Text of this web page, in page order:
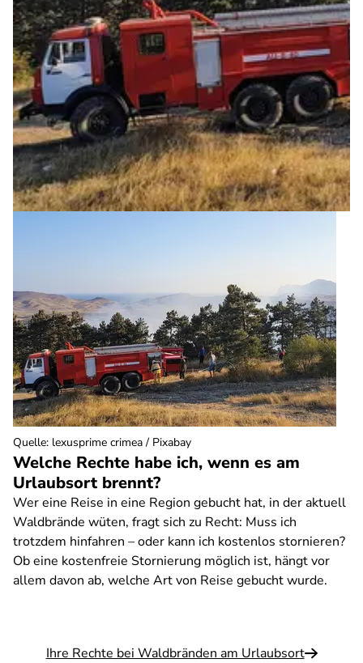
Welche Rechte habe ich, wenn es am
Urlaubsort brennt?
Wer eine Reise in eine Region gebucht hat, in der aktuell
Waldbrände wüten, fragt sich zu Recht: Muss ich
trotzdem hinfahren – oder kann ich kostenlos stornieren?
Ob eine kostenfreie Stornierung möglich ist, hängt vor
allem davon ab, welche Art von Reise gebucht wurde.
Ihre Rechte bei Waldbränden am Urlaubsort
Quelle: lexusprime crimea / Pixabay